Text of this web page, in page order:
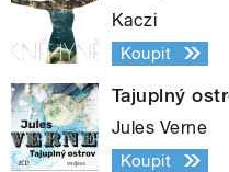
Kaczi
Koupit
Tajuplný
Jules Verne
Koupit